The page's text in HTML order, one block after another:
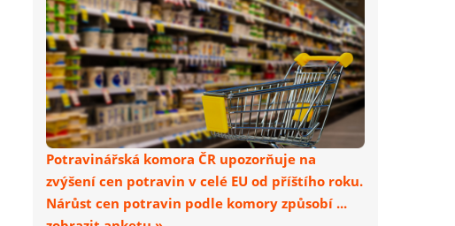
Potravinářská komora ČR upozorňuje na
zvýšení cen potravin v celé EU od příštího roku.
Nárůst cen potravin podle komory způsobí ...